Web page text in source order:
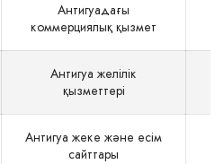
Антигуадағы
коммерциялық қызмет
Антигуа желілік
қызметтері
Антигуа жеке және есім
сайттары